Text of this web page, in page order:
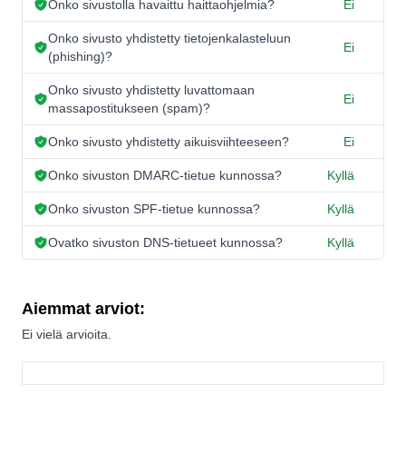
Onko sivustolla havaittu haittaohjelmia? Ei
Onko sivusto yhdistetty tietojenkalasteluun
(phishing)?
Ei
Onko sivusto yhdistetty luvattomaan
massapostitukseen (spam)?
Ei
Onko sivusto yhdistetty aikuisviihteeseen? Ei
Onko sivuston DMARC-tietue kunnossa? Kyllä
Onko sivuston SPF-tietue kunnossa? Kyllä
Ovatko sivuston DNS-tietueet kunnossa? Kyllä
Aiemmat arviot:
Ei vielä arvioita.